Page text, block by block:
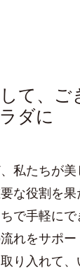
て、ご
ダに
私たちが
な役割を
で手軽に
れをサポ
り入れて、